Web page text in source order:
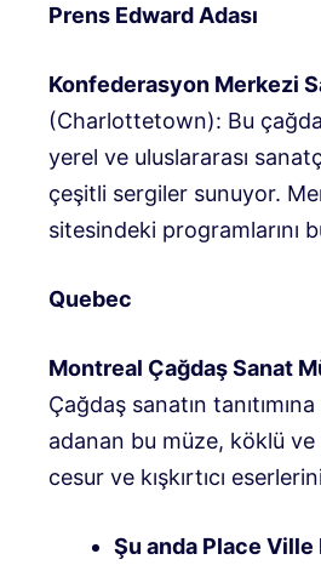
Prens Edward Adası
Konfederasyon Merkezi
(Charlottetown): Bu
yerel ve uluslararası
çeşitli sergiler sunuyor.
sitesindeki programlarını
Quebec
Montreal Çağdaş Sanat
Çağdaş sanatın
adanan bu müze, köklü ve
cesur ve kışkırtıcı
Şu anda Place Ville